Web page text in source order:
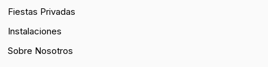
Fiestas Privadas
Instalaciones
Sobre Nosotros